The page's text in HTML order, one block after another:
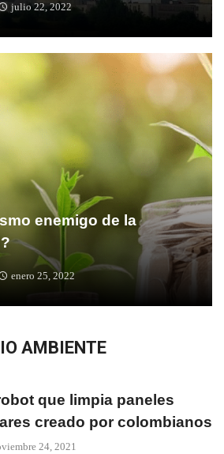
julio 22, 2022
enemigo de la
enero 25, 2022
AMBIENTE
que limpia paneles
creado por colombianos
24, 2021